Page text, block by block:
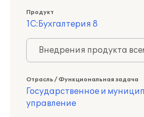
Продукт
1С:Бухгалтерия 8
Внедрения продукта
Отрасль / Функциональная задача
Государственное и
управление